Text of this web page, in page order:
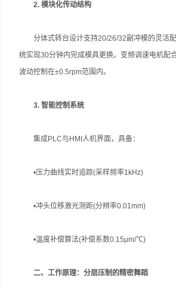
2. 模块化传动结构
分体式转台设计支持20/26/32副冲模的灵活配
统实现30分钟内完成模具更换。变频调速电机配
波动控制在±0.5rpm范围内。
3. 智能控制系统
集成PLC与HMI人机界面，具备：
•压力曲线实时追踪(采样频率1kHz)
•冲头位移激光测距(分辨率0.01mm)
•温度补偿算法(补偿系数0.15μm/℃)
二、工作原理：分层压制的精密舞蹈